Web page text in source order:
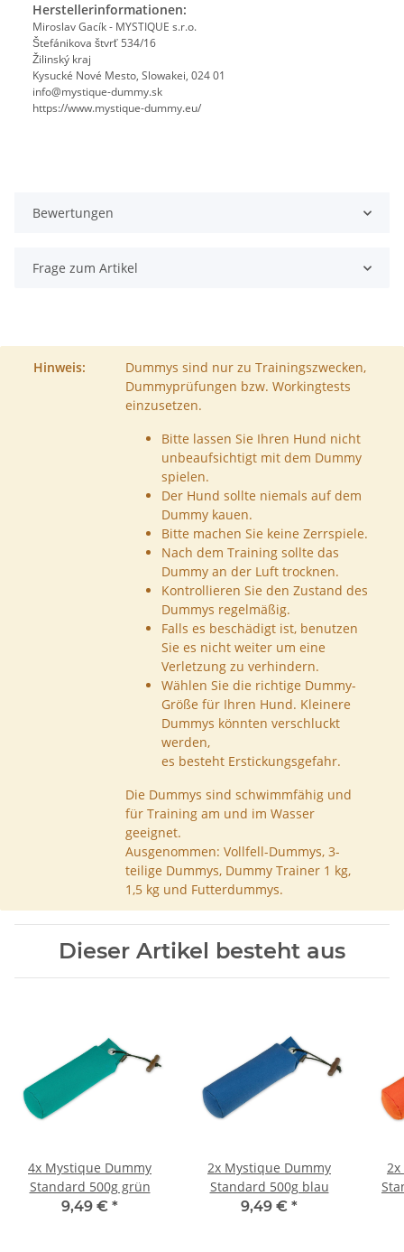
Herstellerinformationen:
Miroslav Gacík - MYSTIQUE s.r.o.
Štefánikova štvrť 534/16
Žilinský kraj
Kysucké Nové Mesto, Slowakei, 024 01
info@mystique-dummy.sk
https://www.mystique-dummy.eu/
Bewertungen
Frage zum Artikel
Hinweis:
Dummys sind nur zu Trainingszwecken,
Dummyprüfungen bzw. Workingtests
einzusetzen.
Bitte lassen Sie Ihren Hund nicht
unbeaufsichtigt mit dem Dummy
spielen.
Der Hund sollte niemals auf dem
Dummy kauen.
Bitte machen Sie keine Zerrspiele.
Nach dem Training sollte das
Dummy an der Luft trocknen.
Kontrollieren Sie den Zustand des
Dummys regelmäßig.
Falls es beschädigt ist, benutzen
Sie es nicht weiter um eine
Verletzung zu verhindern.
Wählen Sie die richtige Dummy-
Größe für Ihren Hund. Kleinere
Dummys könnten verschluckt
werden,
es besteht Erstickungsgefahr.
Die Dummys sind schwimmfähig und
für Training am und im Wasser
geeignet.
Ausgenommen: Vollfell-Dummys, 3-
teilige Dummys, Dummy Trainer 1 kg,
1,5 kg und Futterdummys.
Dieser Artikel besteht aus
4x Mystique Dummy
Standard 500g grün
9,49 € *
2x Mystique Dummy
Standard 500g blau
9,49 € *
2x